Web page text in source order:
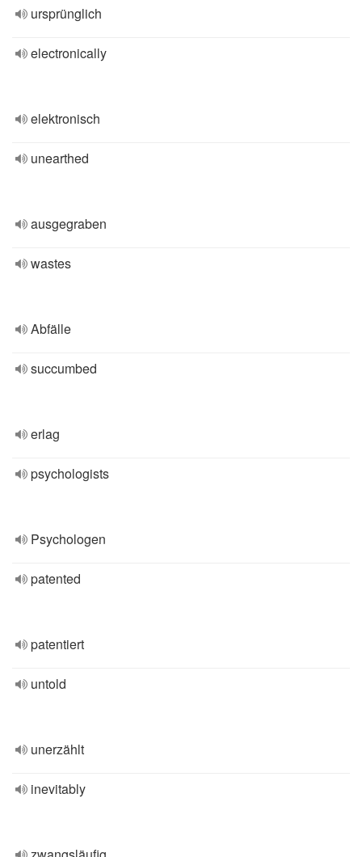
ursprünglich
electronically
elektronisch
unearthed
ausgegraben
wastes
Abfälle
succumbed
erlag
psychologists
Psychologen
patented
patentiert
untold
unerzählt
inevitably